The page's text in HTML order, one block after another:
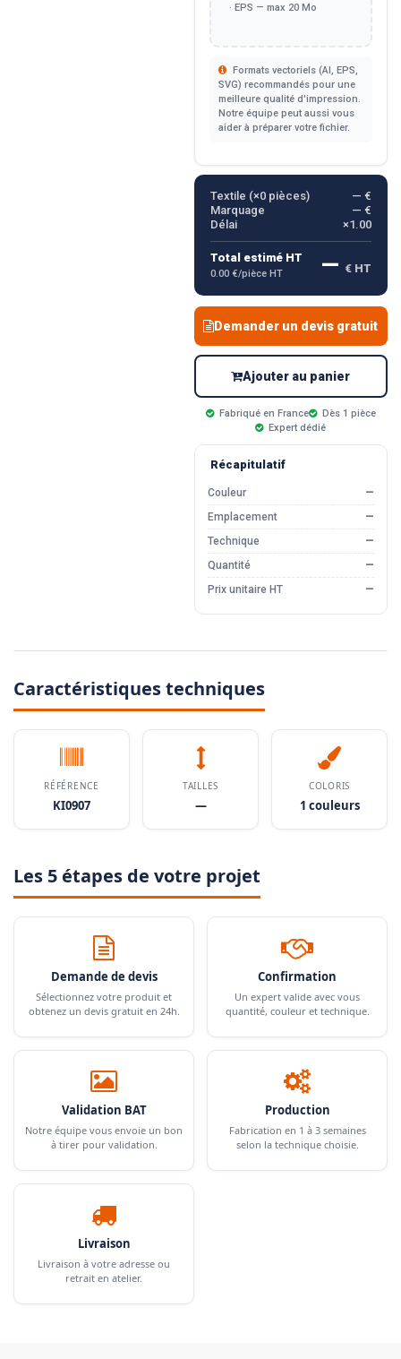
· EPS — max 20 Mo
Formats vectoriels (AI, EPS,
SVG) recommandés pour une
meilleure qualité d'impression.
Notre équipe peut aussi vous
aider à préparer votre fichier.
Textile (×0pièces)
— €
Marquage
— €
Délai
×1.00
Total estimé HT
0.00 €/pièce HT — € HT
Demander un devis gratuit
Ajouter au panier
Fabriqué en France
Dès 1 pièce
Expert dédié
Récapitulatif
Couleur
—
Emplacement
—
Technique
—
Quantité
—
Prix unitaire HT
—
Caractéristiques techniques
RÉFÉRENCE
KI0907
TAILLES
—
COLORIS
1 couleurs
Les 5 étapes de votre projet
Demande de devis
Sélectionnez votre produit et
obtenez un devis gratuit en 24h.
Confirmation
Un expert valide avec vous
quantité, couleur et technique.
Validation BAT
Notre équipe vous envoie un bon
à tirer pour validation.
Production
Fabrication en 1 à 3 semaines
selon la technique choisie.
Livraison
Livraison à votre adresse ou
retrait en atelier.